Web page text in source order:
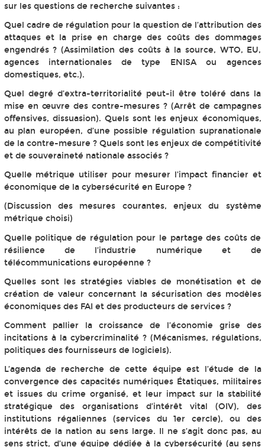
sur les questions de recherche suivantes :
Quel cadre de régulation pour la question de l’attribution des
attaques et la prise en charge des coûts des dommages
engendrés ? (Assimilation des coûts à la source, WTO, EU,
agences internationales de type ENISA ou agences
domestiques, etc.).
Quel degré d’extra-territorialité peut-il être toléré dans la
mise en œuvre des contre-mesures ? (Arrêt de campagnes
offensives, dissuasion). Quels sont les enjeux économiques,
au plan européen, d’une possible régulation supranationale
de la contre-mesure ? Quels sont les enjeux de compétitivité
et de souveraineté nationale associés ?
Quelle métrique utiliser pour mesurer l’impact financier et
économique de la cybersécurité en Europe ?
(Discussion des mesures courantes, enjeux du système
métrique choisi)
Quelle politique de régulation pour le partage des coûts de
résilience de l’industrie numérique et de
télécommunications européenne ?
Quelles sont les stratégies viables de monétisation et de
création de valeur concernant la sécurisation des modèles
économiques des FAI et des producteurs de services ?
Comment pallier la croissance de l’économie grise des
incitations à la cybercriminalité ? (Mécanismes, régulations,
politiques des fournisseurs de logiciels).
L’agenda de recherche de cette équipe est l’étude de la
convergence des capacités numériques Étatiques, militaires
et issues du crime organisé, et leur impact sur la stabilité
stratégique des organisations d’intérêt vital (OIV), des
institutions régaliennes (services du 1er cercle), ou des
intérêts de la nation au sens large. Il ne s’agit donc pas, au
sens strict, d’une équipe dédiée à la cybersécurité (au sens